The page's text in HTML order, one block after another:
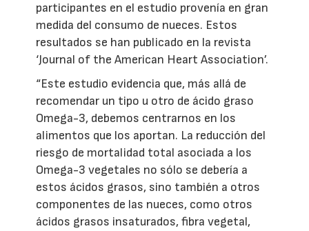
participantes en el estudio provenía en gran
medida del consumo de nueces. Estos
resultados se han publicado en la revista
‘Journal of the American Heart Association’.
“Este estudio evidencia que, más allá de
recomendar un tipo u otro de ácido graso
Omega-3, debemos centrarnos en los
alimentos que los aportan. La reducción del
riesgo de mortalidad total asociada a los
Omega-3 vegetales no sólo se debería a
estos ácidos grasos, sino también a otros
componentes de las nueces, como otros
ácidos grasos insaturados, fibra vegetal,